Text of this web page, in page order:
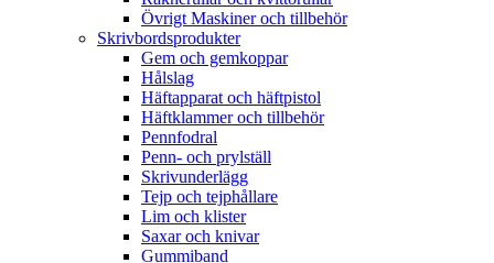
Övrigt Maskiner och tillbehör
Skrivbordsprodukter
Gem och gemkoppar
Hålslag
Häftapparat och häftpistol
Häftklammer och tillbehör
Pennfodral
Penn- och prylställ
Skrivunderlägg
Tejp och tejphållare
Lim och klister
Saxar och knivar
Gummiband